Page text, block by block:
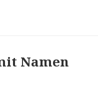
Namen